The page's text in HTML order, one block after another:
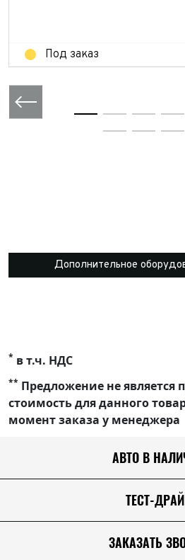
Под заказ
Дополнительное
* в т.ч. НДС
** Предложение не является
стоимость для данного
момент заказа у менеджера
АВТО В
ТЕСТ-
ЗАКАЗАТЬ